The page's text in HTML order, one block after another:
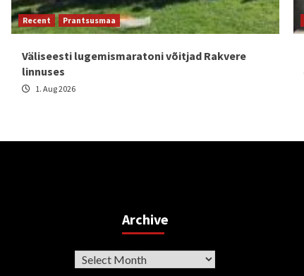
Recent Prantsusmaa
Väliseesti lugemismaratoni võitjad Rakvere
linnuses
1. Aug 2026
Archive
Archive